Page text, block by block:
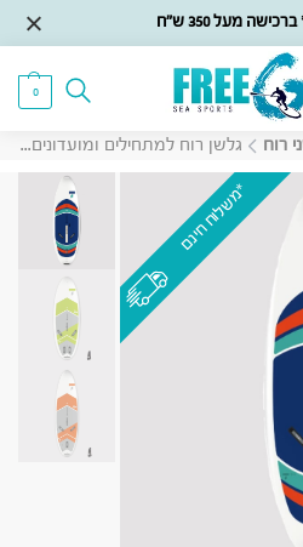
מעל 350 ש״ח
0
רוח גלשן רוח למתחילים ומועדונים Tahe Beach